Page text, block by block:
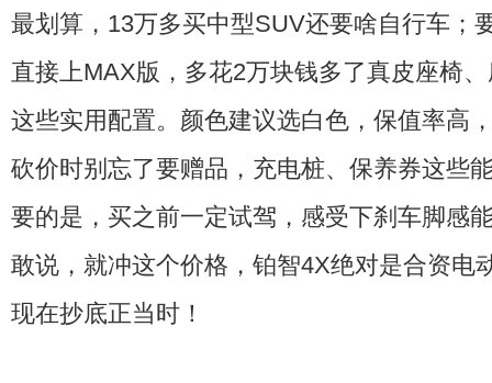
最划算，13万多买中型SUV还要啥自行车；
直接上MAX版，多花2万块钱多了真皮座椅
这些实用配置。颜色建议选白色，保值率高
砍价时别忘了要赠品，充电桩、保养券这些
要的是，买之前一定试驾，感受下刹车脚感
敢说，就冲这个价格，铂智4X绝对是合资电
现在抄底正当时！